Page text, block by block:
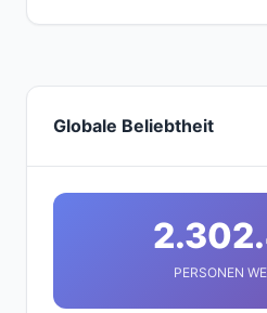
Globale Beliebtheit
PERSONEN